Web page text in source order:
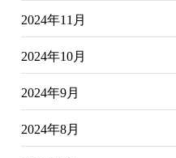
2024年11月
2024年10月
2024年9月
2024年8月